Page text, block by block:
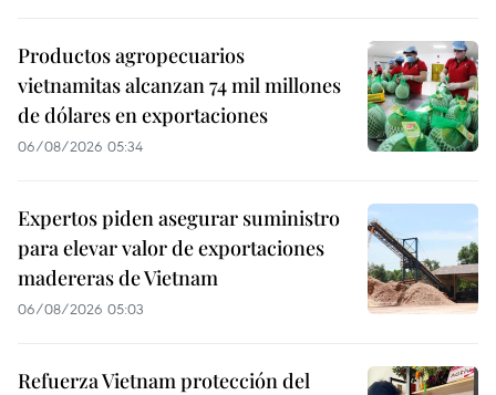
Productos agropecuarios
vietnamitas alcanzan 74 mil millones
de dólares en exportaciones
06/08/2026 05:34
Expertos piden asegurar suministro
para elevar valor de exportaciones
madereras de Vietnam
06/08/2026 05:03
Refuerza Vietnam protección del